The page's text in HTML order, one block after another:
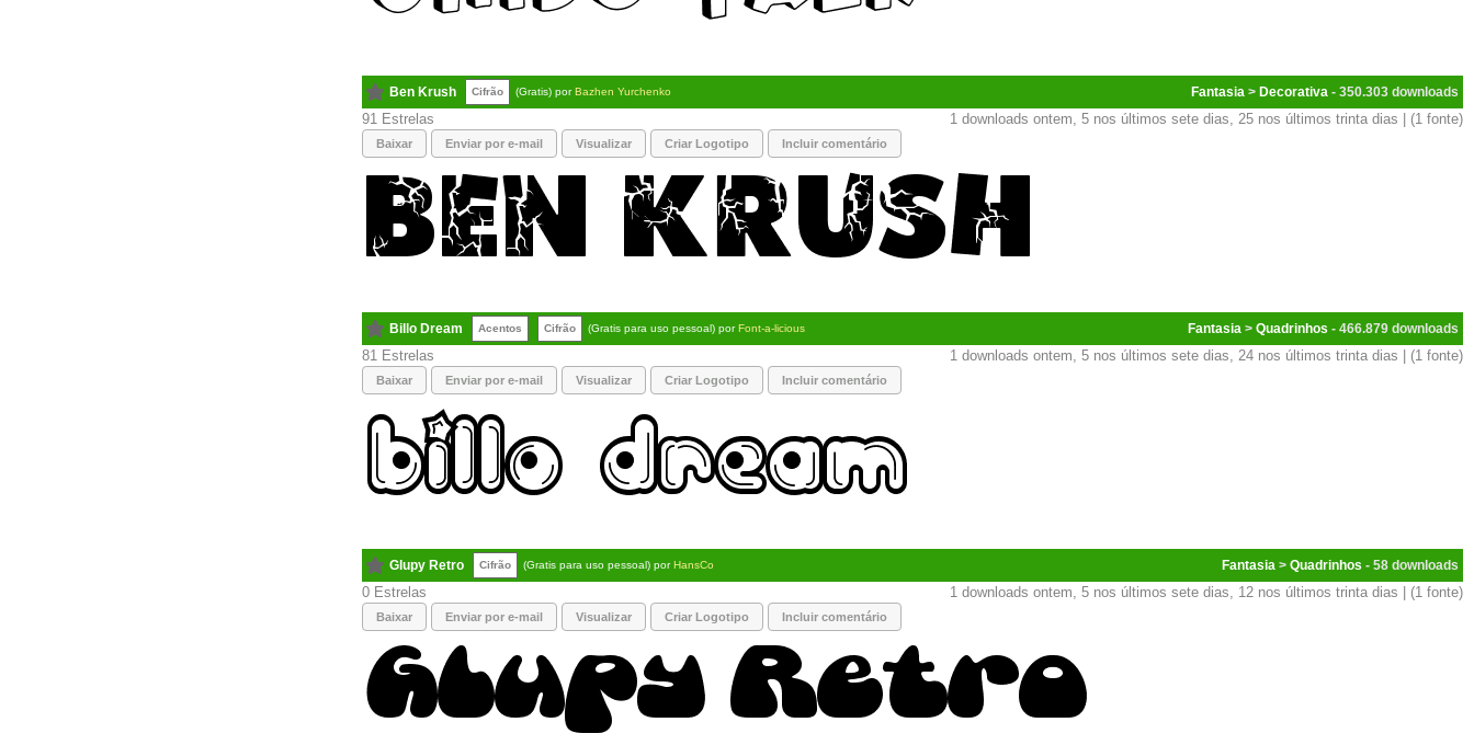
Ben Krush Cifrão (Gratis) porBazhen Yurchenko Fantasia > Decorativa - 350.303
91 1 downloads ontem, 5 nos últimos sete dias, 25 nos últimos trinta dias | (1 fonte)
Baixar Enviar por e-mail Visualizar Criar Logotipo Incluir comentário
Billo Dream Acentos Cifrão (Gratis para uso pessoal) porFont-a-licious Fantasia > Quadrinhos - 466.879
81 1 downloads ontem, 5 nos últimos sete dias, 24 nos últimos trinta dias | (1 fonte)
Baixar Enviar por e-mail Visualizar Criar Logotipo Incluir comentário
Glupy Retro Cifrão (Gratis para uso pessoal) porHansCo Fantasia > Quadrinhos - 58
0 1 downloads ontem, 5 nos últimos sete dias, 12 nos últimos trinta dias | (1 fonte)
Baixar Enviar por e-mail Visualizar Criar Logotipo Incluir comentário